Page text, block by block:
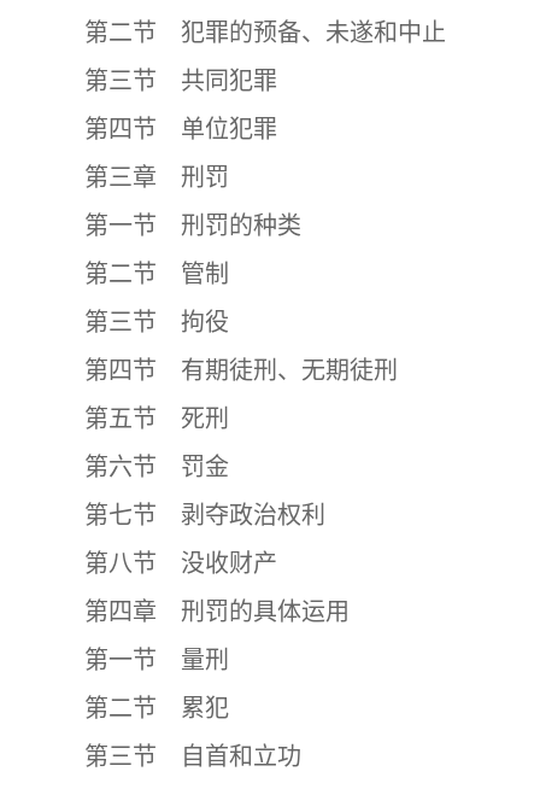
第二节 犯罪的预备、未遂和中止
第三节 共同犯罪
第四节 单位犯罪
第三章 刑罚
第一节 刑罚的种类
第二节 管制
第三节 拘役
第四节 有期徒刑、无期徒刑
第五节 死刑
第六节 罚金
第七节 剥夺政治权利
第八节 没收财产
第四章 刑罚的具体运用
第一节 量刑
第二节 累犯
第三节 自首和立功